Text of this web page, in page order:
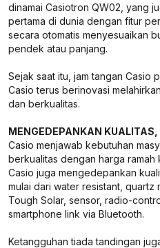
dinamai Casiotron QW02, yang
pertama di dunia dengan fitur
secara otomatis menyesuaikan
pendek atau panjang.
Sejak saat itu, jam tangan Casio
Casio terus berinovasi
dan berkualitas.
MENGEDEPANKAN
Casio menjawab kebutuhan
berkualitas dengan harga ramah
Casio juga mengedepankan
mulai dari water resistant, quartz
Tough Solar, sensor, radio-
smartphone link via Bluetooth.
Ketangguhan tiada tandingan